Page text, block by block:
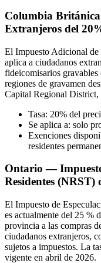
Columbia
Extranjeros del
El Impuesto Adicional de
aplica a ciudadanos
fideicomisarios gravables
regiones de gravamen
Capital Regional District,
Tasa: 20% del
Se aplica a: solo
Exenciones
residentes
Ontario —
Residentes (NRST)
El Impuesto de
es actualmente del 25 %
provincia a las compras
ciudadanos extranjeros,
sujetos a impuestos. La
vigente en abril de 2026.